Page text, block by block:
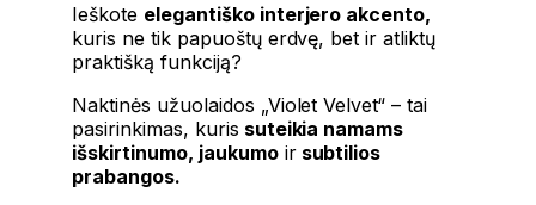
Ieškote elegantiško interjero akcento,
kuris ne tik papuoštų erdvę, bet ir atliktų
praktišką funkciją?
Naktinės užuolaidos „Violet Velvet“ – tai
pasirinkimas, kuris suteikia namams
išskirtinumo, jaukumoirsubtilios
prabangos.